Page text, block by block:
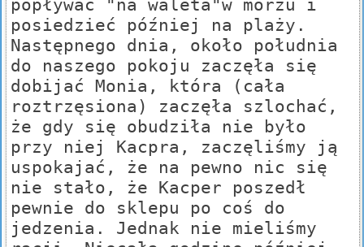
popływać "na waleta"w morzu i
posiedzieć później na plaży.
Następnego dnia, około południa
do naszego pokoju zaczęła się
dobijać Monia, która (cała
roztrzęsiona) zaczęła szlochać,
że gdy się obudziła nie było
przy niej Kacpra, zaczęliśmy ją
uspokajać, że na pewno nic się
nie stało, że Kacper poszedł
pewnie do sklepu po coś do
jedzenia. Jednak nie mieliśmy